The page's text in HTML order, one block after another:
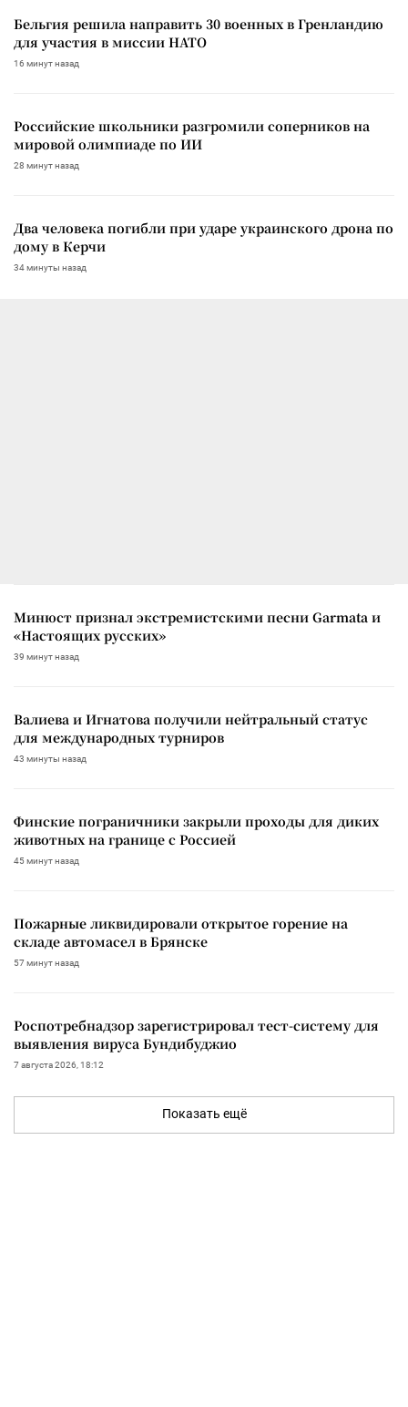
Бельгия решила направить 30 военных в Гренландию
для участия в миссии НАТО
16 минут назад
Российские школьники разгромили соперников на
мировой олимпиаде по ИИ
28 минут назад
Два человека погибли при ударе украинского дрона по
дому в Керчи
34 минуты назад
Минюст признал экстремистскими песни Garmata и
«Настоящих русских»
39 минут назад
Валиева и Игнатова получили нейтральный статус
для международных турниров
43 минуты назад
Финские пограничники закрыли проходы для диких
животных на границе с Россией
45 минут назад
Пожарные ликвидировали открытое горение на
складе автомасел в Брянске
57 минут назад
Роспотребнадзор зарегистрировал тест-систему для
выявления вируса Бундибуджио
7 августа 2026, 18:12
Показать ещё